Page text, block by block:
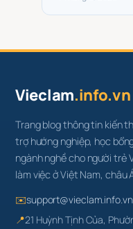
Vieclam.info.vn
Trang blog thông tin kiến
trợ hướng nghiệp, học
ngành nghề cho người trẻ
làm việc ở Việt Nam, châu
✉️support@vieclam.info.vn
📍21 Huỳnh Tịnh Của,